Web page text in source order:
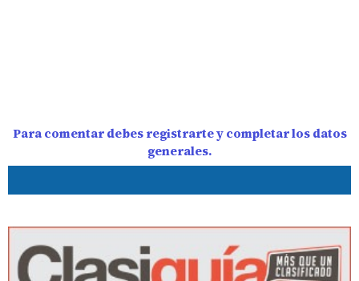
Para comentar debes registrarte y completar los datos
generales.